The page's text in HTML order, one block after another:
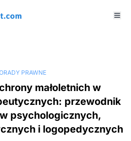
PRAWNE
małoletnich w
przewodnik
psychologicznych,
i logopedycznych